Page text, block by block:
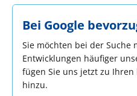
Bei Google
Sie möchten bei der Suche
Entwicklungen häufiger
fügen Sie uns jetzt zu
hinzu.